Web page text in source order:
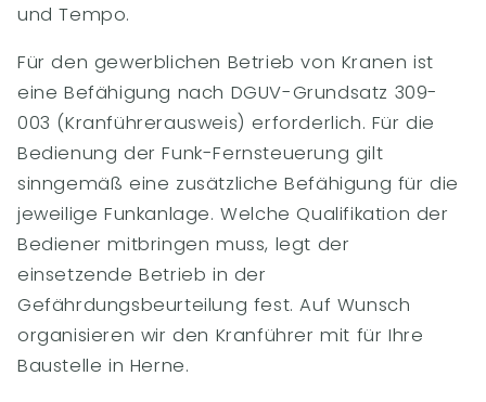
und Tempo.
Für den gewerblichen Betrieb von Kranen ist
eine Befähigung nach DGUV-Grundsatz 309-
003 (Kranführerausweis) erforderlich. Für die
Bedienung der Funk-Fernsteuerung gilt
sinngemäß eine zusätzliche Befähigung für die
jeweilige Funkanlage. Welche Qualifikation der
Bediener mitbringen muss, legt der
einsetzende Betrieb in der
Gefährdungsbeurteilung fest. Auf Wunsch
organisieren wir den Kranführer mit für Ihre
Baustelle in Herne.